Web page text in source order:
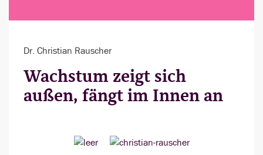
Dr. Christian Rauscher
Wachstum zeigt sich
außen, fängt im Innen an